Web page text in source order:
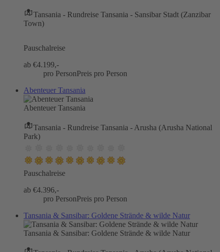
Tansania - Rundreise Tansania - Sansibar Stadt (Zanzibar
Town)
Pauschalreise
ab €4.199,-
pro PersonPreis pro Person
Abenteuer Tansania
Abenteuer Tansania
Tansania - Rundreise Tansania - Arusha (Arusha National
Park)
Pauschalreise
ab €4.396,-
pro PersonPreis pro Person
Tansania & Sansibar: Goldene Strände & wilde Natur
Tansania & Sansibar: Goldene Strände & wilde Natur